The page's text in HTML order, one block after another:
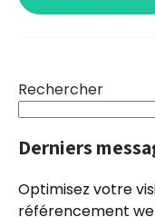
Rechercher
Derniers
Optimisez votre
référencement